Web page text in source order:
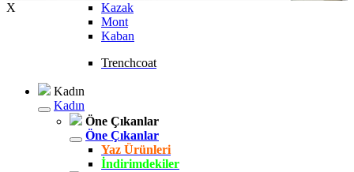
Kazak
Mont
Kaban
Trenchcoat
Kadın
Kadın
Öne Çıkanlar
Öne Çıkanlar
Yaz Ürünleri
İndirimdekiler
X